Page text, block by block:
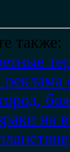
также:
на